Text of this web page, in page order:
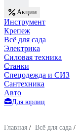
Акции
Инструмент
Крепеж
Всё для сада
Электрика
Силовая техника
Станки
Спецодежда и СИЗ
Сантехника
Авто
Для юрлиц
Главная / Всё для сада /